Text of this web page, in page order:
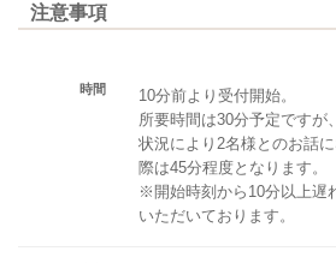
注意事項
時間
10分前より受付開始。
所要時間は30分予定ですが、
状況により2名様とのお話
際は45分程度となります。
※開始時刻から10分以上遅
いただいております。